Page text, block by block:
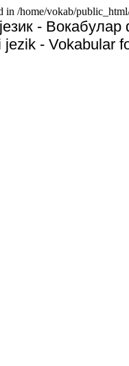
in /home/vokab/
-
jezik - Vokabular